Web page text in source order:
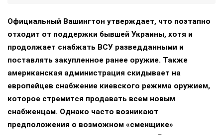
Официальный Вашингтон утверждает, что поэтапно
отходит от поддержки бывшей Украины, хотя и
продолжает снабжать ВСУ разведданными и
поставлять закупленное ранее оружие. Также
американская администрация скидывает на
европейцев снабжение киевского режима оружием,
которое стремится продавать всем новым
снабженцам. Однако часто возникают
предположения о возможном «сменщике»